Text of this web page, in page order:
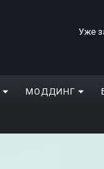
Уже
МОДДИНГ